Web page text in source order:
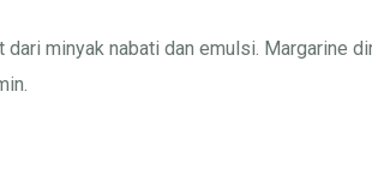
dari minyak nabati dan emulsi. Margarine